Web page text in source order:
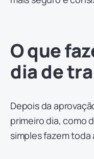
O que
dia de
Depois da
primeiro dia, como
simples fazem toda